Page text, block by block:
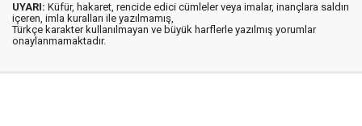
UYARI: Küfür, hakaret, rencide edici cümleler veya imalar, inançlara saldırı
içeren, imla kuralları ile yazılmamış,
Türkçe karakter kullanılmayan ve büyük harflerle yazılmış yorumlar
onaylanmamaktadır.